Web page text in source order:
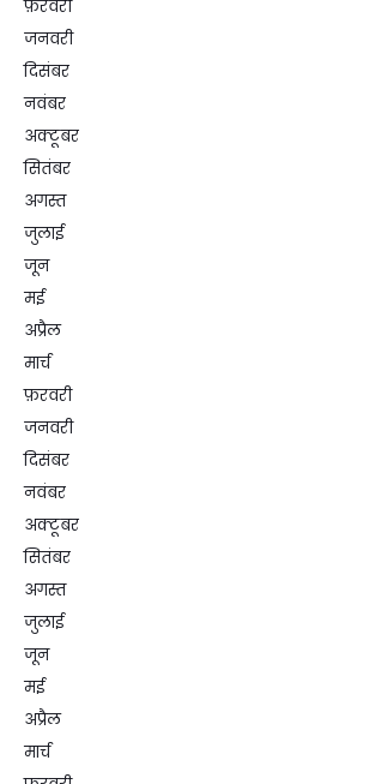
फ़रवरी
जनवरी
दिसंबर
नवंबर
अक्टूबर
सितंबर
अगस्त
जुलाई
जून
मई
अप्रैल
मार्च
फ़रवरी
जनवरी
दिसंबर
नवंबर
अक्टूबर
सितंबर
अगस्त
जुलाई
जून
मई
अप्रैल
मार्च